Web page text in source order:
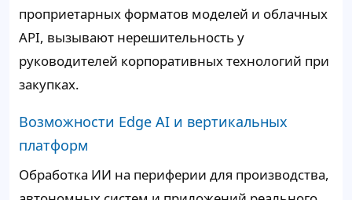
проприетарных форматов моделей и облачных
API, вызывают нерешительность у
руководителей корпоративных технологий при
закупках.
Возможности Edge AI и вертикальных
платформ
Обработка ИИ на периферии для производства,